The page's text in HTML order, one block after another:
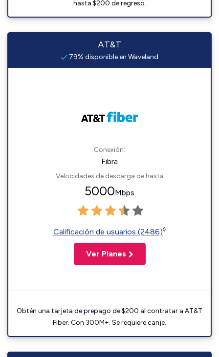
hasta $200 de regreso.
AT&T
79% disponible en Waveland
Conexión:
Fibra
Velocidades de descarga de hasta
5000Mbps
Calificación de usuarios (2486)◊
Ver Planes
Obtén una tarjeta de prepago de $200 al contratar a AT&T
Fiber. Con 300M+. Se requiere canje.